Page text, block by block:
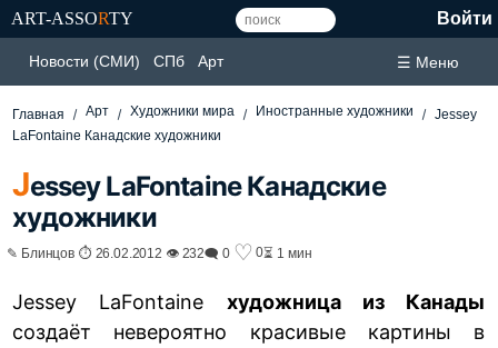
ART-ASSORTY Войти
Новости (СМИ) СПб Арт ☰ Меню
Главная Арт Художники мира Иностранные художники
Jessey
LaFontaine Канадские художники
Jessey LaFontaine Канадские
художники
✎ Блинцов ⏱ 26.02.2012 👁 232🗨 0 ♡ 0⏳ 1 мин
Jessey LaFontaine художница из Канады
создаёт невероятно красивые картины в